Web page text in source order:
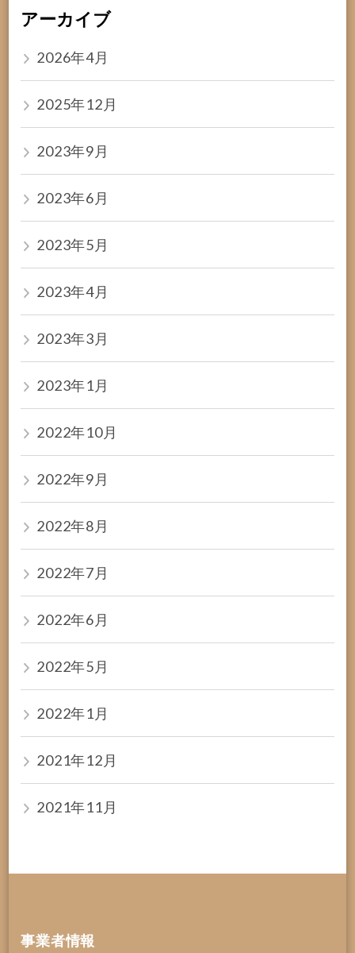
アーカイブ
2026年4月
2025年12月
2023年9月
2023年6月
2023年5月
2023年4月
2023年3月
2023年1月
2022年10月
2022年9月
2022年8月
2022年7月
2022年6月
2022年5月
2022年1月
2021年12月
2021年11月
事業者情報